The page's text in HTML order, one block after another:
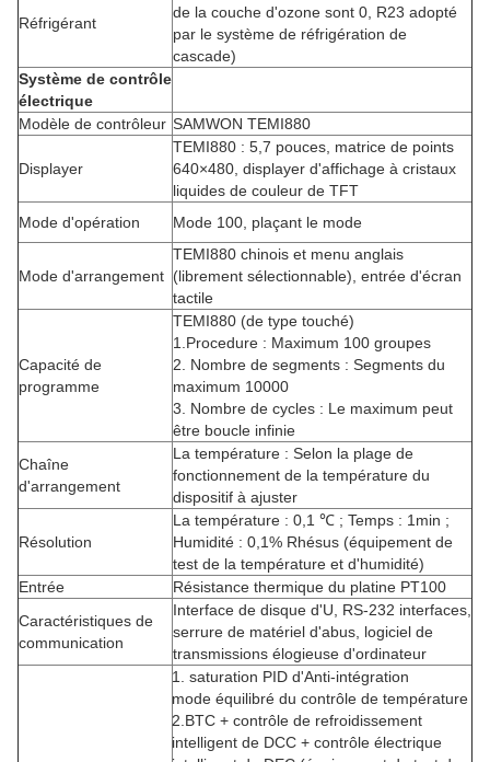
Réfrigérant
de la couche d'ozone sont 0, R23 adopté
par le système de réfrigération de
cascade)
Système de contrôle
électrique
Modèle de contrôleur SAMWON TEMI880
Displayer
TEMI880 : 5,7 pouces, matrice de points
640×480, displayer d'affichage à cristaux
liquides de couleur de TFT
Mode d'opération
Mode 100, plaçant le mode
Mode d'arrangement
TEMI880 chinois et menu anglais
(librement sélectionnable), entrée d'écran
tactile
Capacité de
programme
TEMI880 (de type touché)
1.Procedure : Maximum 100 groupes
2. Nombre de segments : Segments du
maximum 10000
3. Nombre de cycles : Le maximum peut
être boucle infinie
Chaîne
d'arrangement
La température : Selon la plage de
fonctionnement de la température du
dispositif à ajuster
Résolution
La température : 0,1 ℃ ; Temps : 1min ;
Humidité : 0,1% Rhésus (équipement de
test de la température et d'humidité)
Entrée
Résistance thermique du platine PT100
Caractéristiques de
communication
Interface de disque d'U, RS-232 interfaces,
serrure de matériel d'abus, logiciel de
transmissions élogieuse d'ordinateur
1.saturation PID d'Anti-intégration
mode équilibré du contrôle de température
2.BTC + contrôle de refroidissement
intelligent de DCC + contrôle électrique